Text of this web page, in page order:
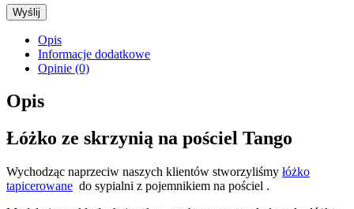
Opis
Informacje dodatkowe
Opinie (0)
Opis
Łóżko ze skrzynią na pościel Tango
Wychodząc naprzeciw naszych klientów stworzyliśmy łóżko
tapicerowane do sypialni z pojemnikiem na pościel .